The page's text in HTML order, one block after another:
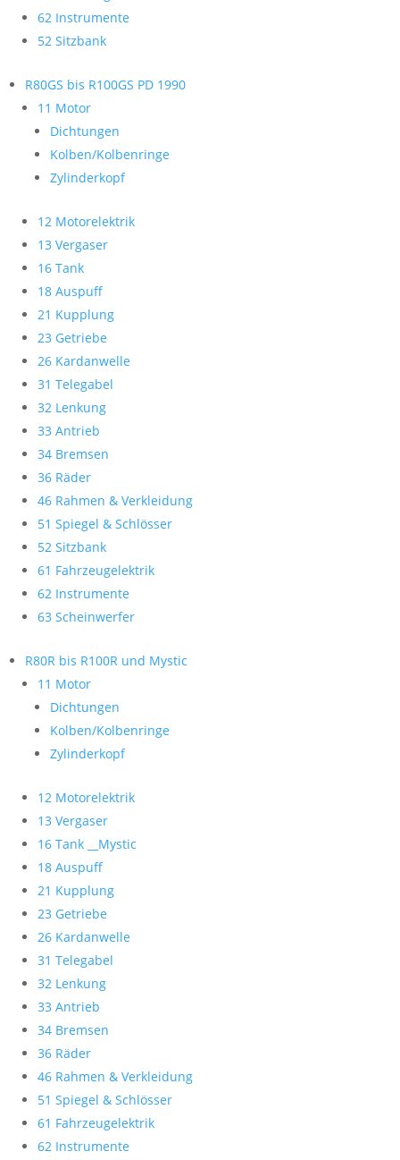
62 Instrumente
52 Sitzbank
R80GS bis R100GS PD 1990
11 Motor
Dichtungen
Kolben/Kolbenringe
Zylinderkopf
12 Motorelektrik
13 Vergaser
16 Tank
18 Auspuff
21 Kupplung
23 Getriebe
26 Kardanwelle
31 Telegabel
32 Lenkung
33 Antrieb
34 Bremsen
36 Räder
46 Rahmen & Verkleidung
51 Spiegel & Schlösser
52 Sitzbank
61 Fahrzeugelektrik
62 Instrumente
63 Scheinwerfer
R80R bis R100R und Mystic
11 Motor
Dichtungen
Kolben/Kolbenringe
Zylinderkopf
12 Motorelektrik
13 Vergaser
16 Tank __Mystic
18 Auspuff
21 Kupplung
23 Getriebe
26 Kardanwelle
31 Telegabel
32 Lenkung
33 Antrieb
34 Bremsen
36 Räder
46 Rahmen & Verkleidung
51 Spiegel & Schlösser
61 Fahrzeugelektrik
62 Instrumente